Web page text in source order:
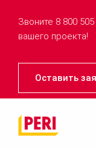
Звоните 8 800
вашего проекта!
Оставить